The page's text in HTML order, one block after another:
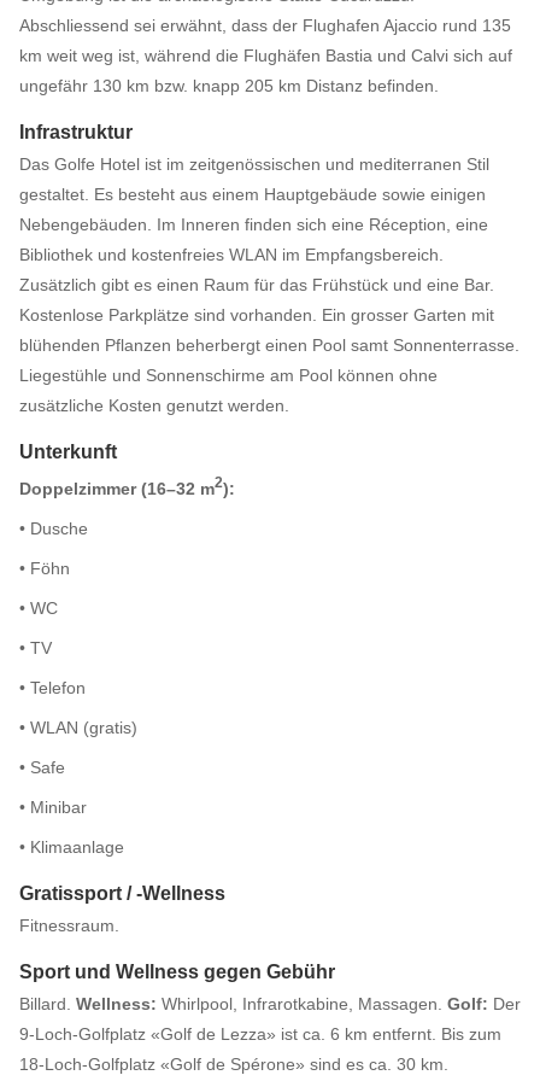
Abschliessend sei erwähnt, dass der Flughafen Ajaccio rund 135
km weit weg ist, während die Flughäfen Bastia und Calvi sich auf
ungefähr 130 km bzw. knapp 205 km Distanz befinden.
Infrastruktur
Das Golfe Hotel ist im zeitgenössischen und mediterranen Stil
gestaltet. Es besteht aus einem Hauptgebäude sowie einigen
Nebengebäuden. Im Inneren finden sich eine Réception, eine
Bibliothek und kostenfreies WLAN im Empfangsbereich.
Zusätzlich gibt es einen Raum für das Frühstück und eine Bar.
Kostenlose Parkplätze sind vorhanden. Ein grosser Garten mit
blühenden Pflanzen beherbergt einen Pool samt Sonnenterrasse.
Liegestühle und Sonnenschirme am Pool können ohne
zusätzliche Kosten genutzt werden.
Unterkunft
Doppelzimmer (16–32 m2):
• Dusche
• Föhn
• WC
• TV
• Telefon
• WLAN (gratis)
• Safe
• Minibar
• Klimaanlage
Gratissport / -Wellness
Fitnessraum.
Sport und Wellness gegen Gebühr
Billard. Wellness: Whirlpool, Infrarotkabine, Massagen. Golf: Der
9-Loch-Golfplatz «Golf de Lezza» ist ca. 6 km entfernt. Bis zum
18-Loch-Golfplatz «Golf de Spérone» sind es ca. 30 km.